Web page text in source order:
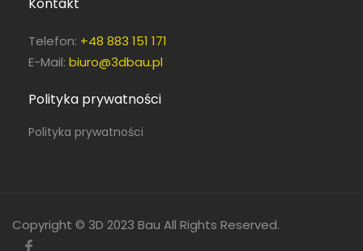
Telefon: +48 883 151 171
E-Mail: biuro@3dbau.pl
Polityka prywatności
Polityka prywatności
Copyright © 3D 2023 Bau All Rights Reserved.